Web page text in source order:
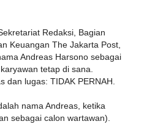
Redaksi, Bagian
Keuangan The Jakarta Post,
Andreas Harsono sebagai
tetap di sana.
dan lugas: TIDAK PERNAH.
nama Andreas, ketika
sebagai calon wartawan).